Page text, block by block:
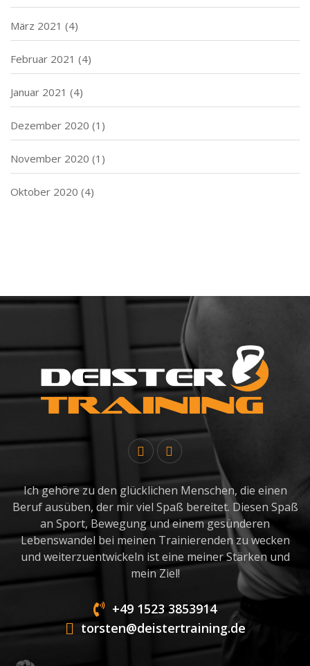
März 2021 (4)
Februar 2021 (4)
Januar 2021 (4)
Dezember 2020 (1)
November 2020 (1)
Oktober 2020 (4)
Ich gehöre zu den glücklichen Menschen, die einen
Beruf ausüben, der mir viel Spaß bereitet. Diesen Spaß
an Sport, Bewegung und einem gesünderen
Lebenswandel bei meinen Trainierenden zu wecken
und weiterzuentwickeln ist eine meiner Stärken und
mein Ziel!
+49 1523 3853914
torsten@deistertraining.de